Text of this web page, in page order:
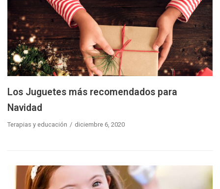
Los Juguetes más recomendados para
Navidad
Terapias y educación diciembre 6, 2020